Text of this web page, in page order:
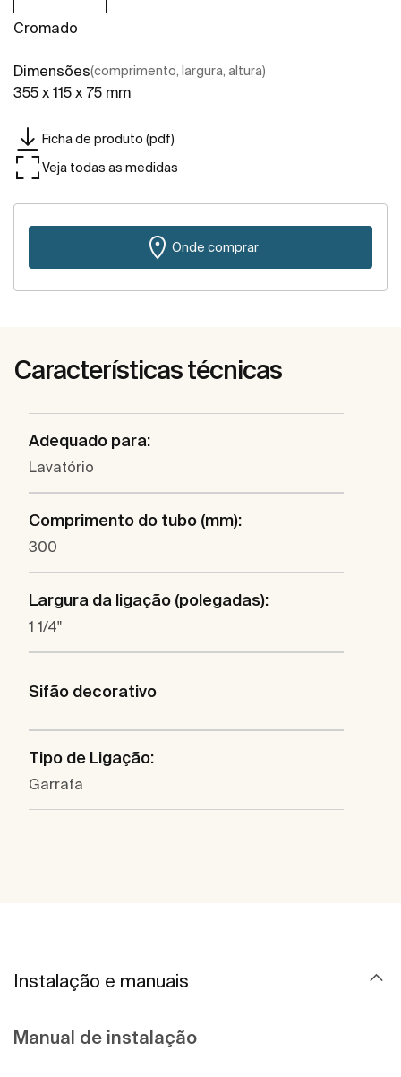
Cromado
Dimensões(comprimento, largura, altura)
355 x 115 x 75 mm
Ficha de produto (pdf)
Veja todas as medidas
Onde comprar
Características técnicas
Adequado para:
Lavatório
Comprimento do tubo (mm):
300
Largura da ligação (polegadas):
1 1/4"
Sifão decorativo
Tipo de Ligação:
Garrafa
Instalação e manuais
Manual de instalação